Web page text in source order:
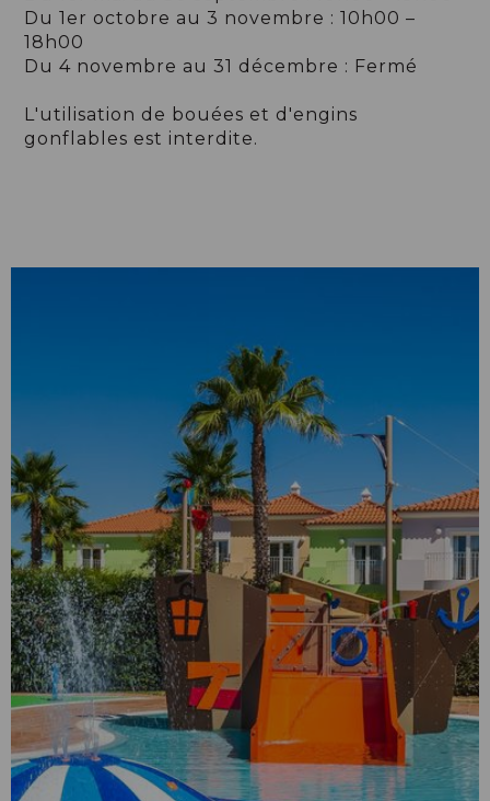
Du 1er octobre au 3 novembre : 10h00 –
18h00
Du 4 novembre au 31 décembre : Fermé
L'utilisation de bouées et d'engins
gonflables est interdite.